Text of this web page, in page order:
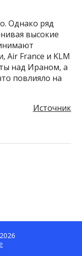
Однако ряд
высокие
Air France и KLM
над Ираном, а
повлияло на
Источник